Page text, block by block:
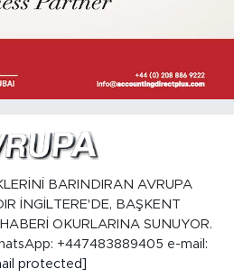
BARINDIRAN AVRUPA
İNGİLTERE'DE, BAŞKENT
OKURLARINA SUNUYOR.
+447483889405 e-mail:
protected]